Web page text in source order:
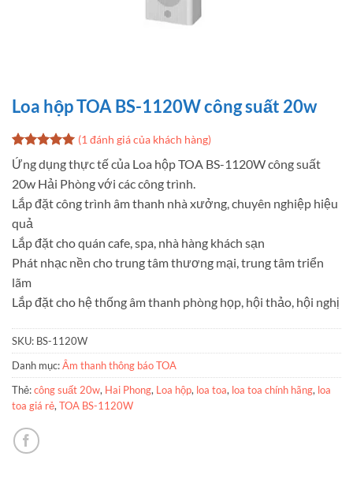
Loa hộp TOA BS-1120W công suất 20w
5trên 5
dựa trên
1
đánh giá
(1 đánh giá của khách hàng)
Ứng dụng thực tế của Loa hộp TOA BS-1120W công suất
20w Hải Phòng với các công trình.
Lắp đặt công trình âm thanh nhà xưởng, chuyên nghiệp hiệu
quả
Lắp đặt cho quán cafe, spa, nhà hàng khách sạn
Phát nhạc nền cho trung tâm thương mại, trung tâm triển
lãm
Lắp đặt cho hệ thống âm thanh phòng họp, hội thảo, hội nghị
SKU: BS-1120W
Danh mục:Âm thanh thông báo TOA
Thẻ:công suất 20w, Hai Phong, Loa hộp, loa toa, loa toa chính hãng, loa
toa giá rẻ, TOA BS-1120W